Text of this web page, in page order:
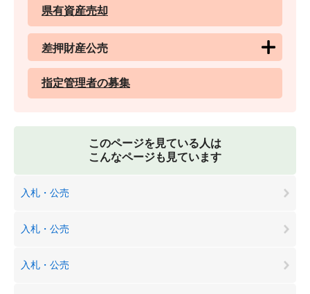
県有資産売却
差押財産公売
指定管理者の募集
このページを見ている人は
こんなページも見ています
入札・公売
入札・公売
入札・公売